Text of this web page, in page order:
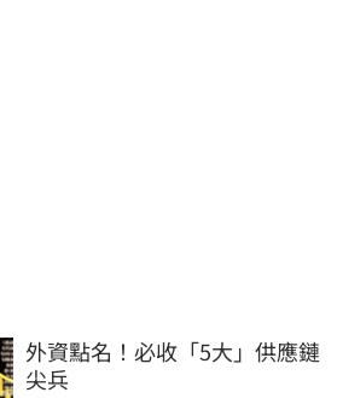
外資點名！必收「5大」供應鏈
尖兵